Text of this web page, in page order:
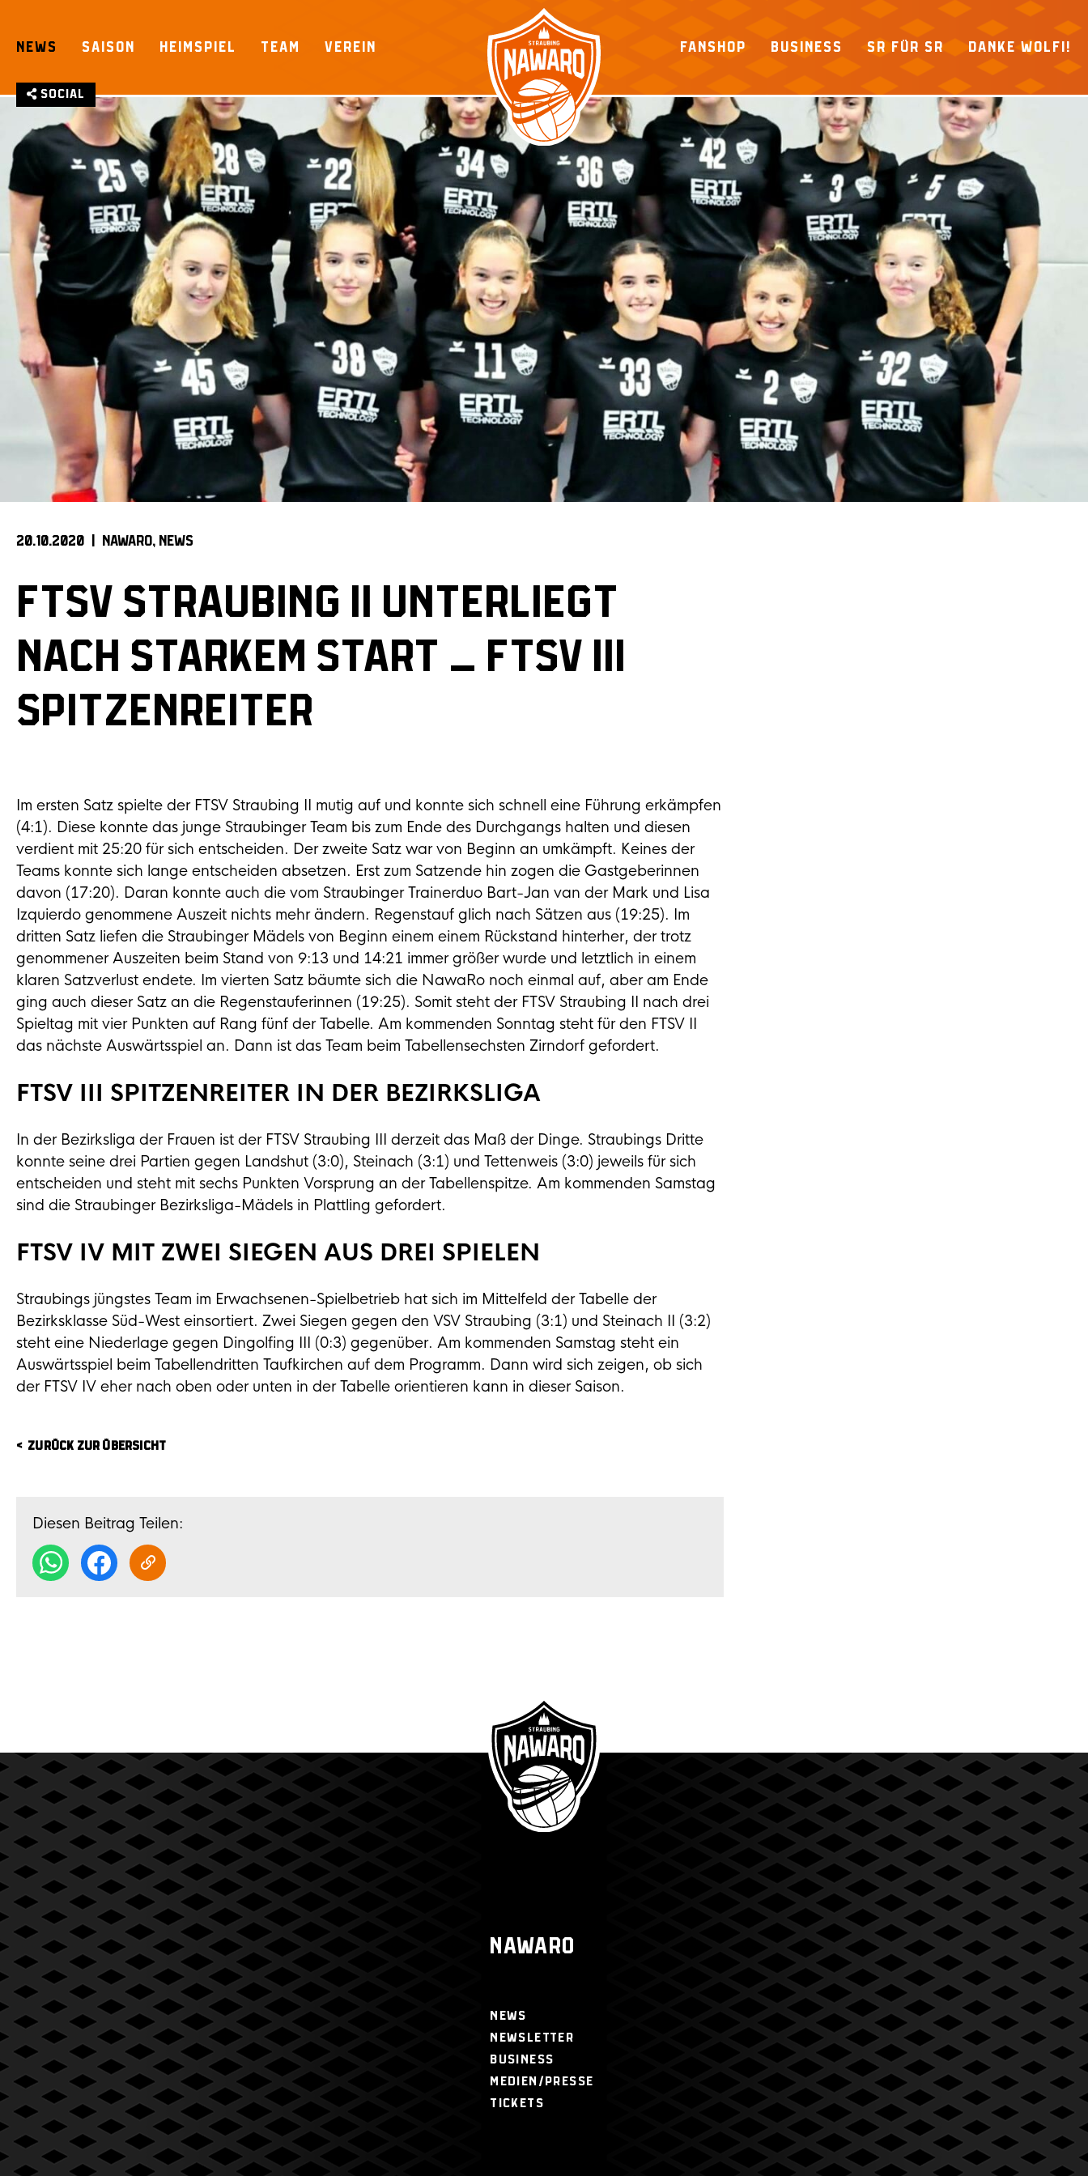
content
Social
NEWS SAISON HEIMSPIEL TEAM VEREIN FANSHOP BUSINESS SR FÜR SR DANKE WOLFI!
20.10.2020 | NAWARO NEWS
FTSV STRAUBING II UNTERLIEGT
NACH STARKEM START – FTSV III
SPITZENREITER
Im ersten Satz spielte der FTSV Straubing II mutig auf und konnte sich schnell eine Führung erkämpfen
(4:1). Diese konnte das junge Straubinger Team bis zum Ende des Durchgangs halten und diesen
verdient mit 25:20 für sich entscheiden. Der zweite Satz war von Beginn an umkämpft. Keines der
Teams konnte sich lange entscheiden absetzen. Erst zum Satzende hin zogen die Gastgeberinnen
davon (17:20). Daran konnte auch die vom Straubinger Trainerduo Bart-Jan van der Mark und Lisa
Izquierdo genommene Auszeit nichts mehr ändern. Regenstauf glich nach Sätzen aus (19:25). Im
dritten Satz liefen die Straubinger Mädels von Beginn einem einem Rückstand hinterher, der trotz
genommener Auszeiten beim Stand von 9:13 und 14:21 immer größer wurde und letztlich in einem
klaren Satzverlust endete. Im vierten Satz bäumte sich die NawaRo noch einmal auf, aber am Ende
ging auch dieser Satz an die Regenstauferinnen (19:25). Somit steht der FTSV Straubing II nach drei
Spieltag mit vier Punkten auf Rang fünf der Tabelle. Am kommenden Sonntag steht für den FTSV II
das nächste Auswärtsspiel an. Dann ist das Team beim Tabellensechsten Zirndorf gefordert.
FTSV III SPITZENREITER IN DER BEZIRKSLIGA
In der Bezirksliga der Frauen ist der FTSV Straubing III derzeit das Maß der Dinge. Straubings Dritte
konnte seine drei Partien gegen Landshut (3:0), Steinach (3:1) und Tettenweis (3:0) jeweils für sich
entscheiden und steht mit sechs Punkten Vorsprung an der Tabellenspitze. Am kommenden Samstag
sind die Straubinger Bezirksliga-Mädels in Plattling gefordert.
FTSV IV MIT ZWEI SIEGEN AUS DREI SPIELEN
Straubings jüngstes Team im Erwachsenen-Spielbetrieb hat sich im Mittelfeld der Tabelle der
Bezirksklasse Süd-West einsortiert. Zwei Siegen gegen den VSV Straubing (3:1) und Steinach II (3:2)
steht eine Niederlage gegen Dingolfing III (0:3) gegenüber. Am kommenden Samstag steht ein
Auswärtsspiel beim Tabellendritten Taufkirchen auf dem Programm. Dann wird sich zeigen, ob sich
der FTSV IV eher nach oben oder unten in der Tabelle orientieren kann in dieser Saison.
ZURÜCK ZUR ÜBERSICHT
Diesen Beitrag Teilen:
NAWARO
NEWS
NEWSLETTER
BUSINESS
MEDIEN/PRESSE
TICKETS